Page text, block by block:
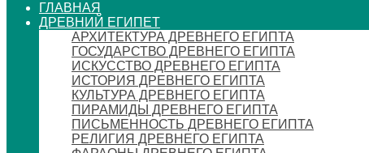
ГЛАВНАЯ
ДРЕВНИЙ ЕГИПЕТ
АРХИТЕКТУРА ДРЕВНЕГО ЕГИПТА
ГОСУДАРСТВО ДРЕВНЕГО ЕГИПТА
ИСКУССТВО ДРЕВНЕГО ЕГИПТА
ИСТОРИЯ ДРЕВНЕГО ЕГИПТА
КУЛЬТУРА ДРЕВНЕГО ЕГИПТА
ПИРАМИДЫ ДРЕВНЕГО ЕГИПТА
ПИСЬМЕННОСТЬ ДРЕВНЕГО ЕГИПТА
РЕЛИГИЯ ДРЕВНЕГО ЕГИПТА